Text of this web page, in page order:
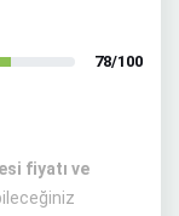
78/100
fiyatı ve